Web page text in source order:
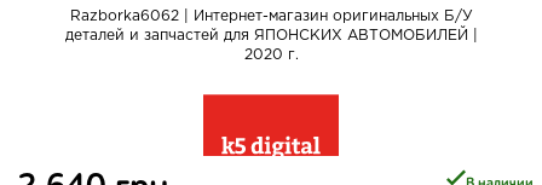
Razborka6062 | Интернет-магазин оригинальных Б/У
деталей и запчастей для ЯПОНСКИХ АВТОМОБИЛЕЙ |
2020 г.